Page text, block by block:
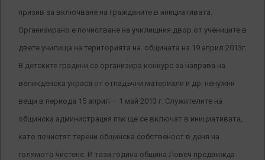
призив за включване на гражданите в инициативата.
Организирано е почистване на училищния двор от учениците в
двете училища на територията на общината на 19 април 2013г.
В детските градини се организира конкурс за направа на
великденска украса от отпадъчни материали и др. ненужни
вещи в периода 15 април – 1 май 2013 г. Служителите на
общинска администрация пък ще се включат в инициативата,
като почистят терени общинска собственост в деня на
голямото чистене. И тази година община Ловеч предвижда